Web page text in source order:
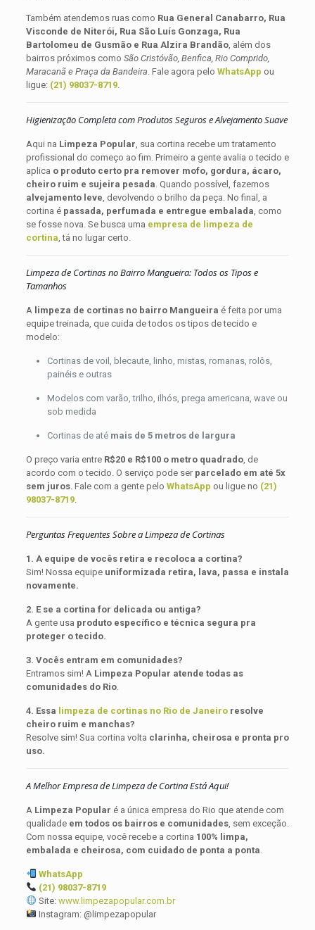
Também atendemos ruas como Rua General Canabarro, Rua
Visconde de Niterói, Rua São Luís Gonzaga, Rua
Bartolomeu de Gusmão e Rua Alzira Brandão, além dos
bairros próximos como São Cristóvão, Benfica, Rio Comprido,
Maracanã e Praça da Bandeira . Fale agora pelo WhatsApp ou
ligue: (21) 98037-8719.
Higienização Completa com Produtos Seguros e Alvejamento Suave
Aqui na Limpeza Popular , sua cortina recebe um tratamento
profissional do começo ao fim. Primeiro a gente avalia o tecido e
aplica o produto certo pra remover mofo, gordura, ácaro,
cheiro ruim e sujeira pesada . Quando possível, fazemos
alvejamento leve , devolvendo o brilho da peça. No final, a
cortina é passada, perfumada e entregue embalada , como
se fosse nova. Se busca uma empresa de limpeza de
cortina , tá no lugar certo.
Limpeza de Cortinas no Bairro Mangueira: Todos os Tipos e
Tamanhos
A limpeza de cortinas no bairro Mangueira é feita por uma
equipe treinada, que cuida de todos os tipos de tecido e
modelo:
Cortinas de voil, blecaute, linho, mistas, romanas, rolôs,
painéis e outras
Modelos com varão, trilho, ilhós, prega americana, wave ou
sob medida
Cortinas de até mais de 5 metros de largura
O preço varia entre R$20 e R$100 o metro quadrado, de
acordo com o tecido. O serviço pode ser parcelado em até 5x
sem juros. Fale com a gente pelo WhatsApp ou ligue no (21)
98037-8719.
Perguntas Frequentes Sobre a Limpeza de Cortinas
1. A equipe de vocês retira e recoloca a cortina?
Sim! Nossa equipe uniformizada retira, lava, passa e instala
novamente.
2. E se a cortina for delicada ou antiga?
A gente usa produto específico e técnica segura pra
proteger o tecido.
3. Vocês entram em comunidades?
Entramos sim! A Limpeza Popular atende todas as
comunidades do Rio.
4. Essa limpeza de cortinas no Rio de Janeiroresolve
cheiro ruim e manchas?
Resolve sim! Sua cortina volta clarinha, cheirosa e pronta pro
uso.
A Melhor Empresa de Limpeza de Cortina Está Aqui!
A Limpeza Popular é a única empresa do Rio que atende com
qualidade em todos os bairros e comunidades, sem exceção.
Com nossa equipe, você recebe a cortina 100% limpa,
embalada e cheirosa, com cuidado de ponta a ponta
WhatsApp
(21) 98037-8719
Site: www.limpezapopular.com.br
Instagram: @limpezapopular